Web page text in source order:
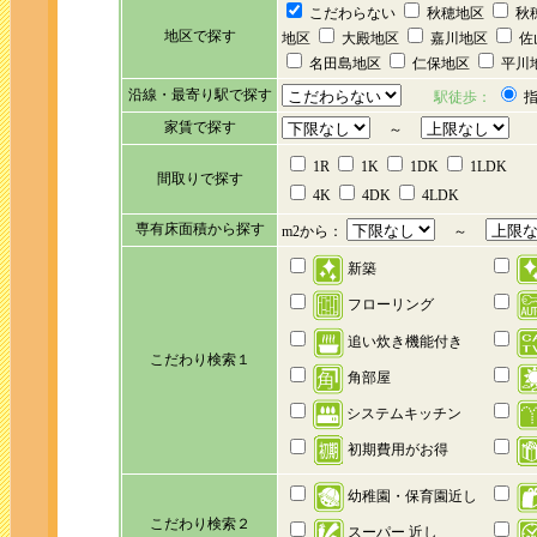
地区で探す
こだわらない 秋穂地区
秋
地区
大殿地区 嘉川地区
佐
名田島地区
仁保地区
平川
沿線・最寄り駅で探す
駅徒歩：
家賃で探す
～
間取りで探す
1R 1K 1DK
1LDK
4K
4DK
4LDK
専有床面積から探す
m2から： ～
こだわり検索１
新築
フローリング
追い炊き機能付き
角部屋
システムキッチン
初期費用がお得
こだわり検索２
幼稚園・保育園近し
スーパー 近し